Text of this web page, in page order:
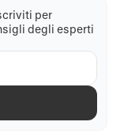
per
degli esperti